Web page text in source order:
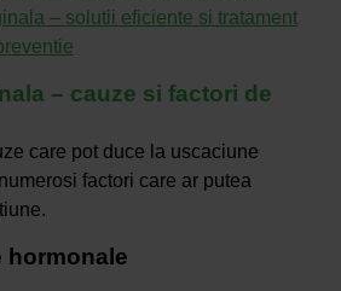
– solutii eficiente si tratament
– cauze si factori de
care pot duce la uscaciune
factori care ar putea
hormonale